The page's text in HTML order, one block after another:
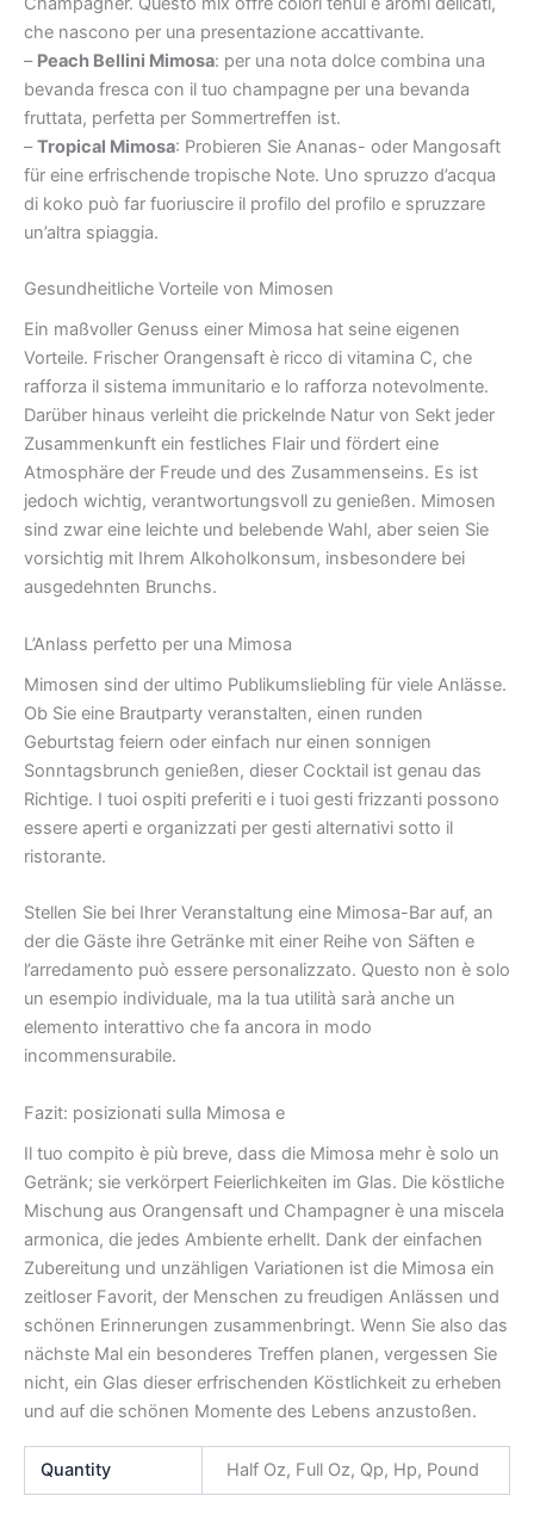
che nascono per una presentazione accattivante.
– Peach Bellini Mimosa: per una nota dolce combina una
bevanda fresca con il tuo champagne per una bevanda
fruttata, perfetta per Sommertreffen ist.
–Tropical Mimosa: Probieren Sie Ananas- oder Mangosaft
für eine erfrischende tropische Note. Uno spruzzo d’acqua
di koko può far fuoriuscire il profilo del profilo e spruzzare
un’altra spiaggia.
Gesundheitliche Vorteile von Mimosen
Ein maßvoller Genuss einer Mimosa hat seine eigenen
Vorteile. Frischer Orangensaft è ricco di vitamina C, che
rafforza il sistema immunitario e lo rafforza notevolmente.
Darüber hinaus verleiht die prickelnde Natur von Sekt jeder
Zusammenkunft ein festliches Flair und fördert eine
Atmosphäre der Freude und des Zusammenseins. Es ist
jedoch wichtig, verantwortungsvoll zu genießen. Mimosen
sind zwar eine leichte und belebende Wahl, aber seien Sie
vorsichtig mit Ihrem Alkoholkonsum, insbesondere bei
ausgedehnten Brunchs.
L’Anlass perfetto per una Mimosa
Mimosen sind der ultimo Publikumsliebling für viele Anlässe.
Ob Sie eine Brautparty veranstalten, einen runden
Geburtstag feiern oder einfach nur einen sonnigen
Sonntagsbrunch genießen, dieser Cocktail ist genau das
Richtige. I tuoi ospiti preferiti e i tuoi gesti frizzanti possono
essere aperti e organizzati per gesti alternativi sotto il
ristorante.
Stellen Sie bei Ihrer Veranstaltung eine Mimosa-Bar auf, an
der die Gäste ihre Getränke mit einer Reihe von Säften e
l’arredamento può essere personalizzato. Questo non è solo
un esempio individuale, ma la tua utilità sarà anche un
elemento interattivo che fa ancora in modo
incommensurabile.
Fazit: posizionati sulla Mimosa e
Il tuo compito è più breve, dass die Mimosa mehr è solo un
Getränk; sie verkörpert Feierlichkeiten im Glas. Die köstliche
Mischung aus Orangensaft und Champagner è una miscela
armonica, die jedes Ambiente erhellt. Dank der einfachen
Zubereitung und unzähligen Variationen ist die Mimosa ein
zeitloser Favorit, der Menschen zu freudigen Anlässen und
schönen Erinnerungen zusammenbringt. Wenn Sie also das
nächste Mal ein besonderes Treffen planen, vergessen Sie
nicht, ein Glas dieser erfrischenden Köstlichkeit zu erheben
und auf die schönen Momente des Lebens anzustoßen.
Quantity Half Oz, Full Oz, Qp, Hp, Pound